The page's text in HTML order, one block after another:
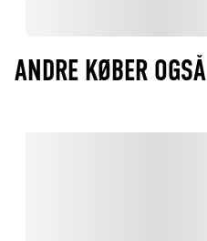
ANDRE KØBER OGSÅ